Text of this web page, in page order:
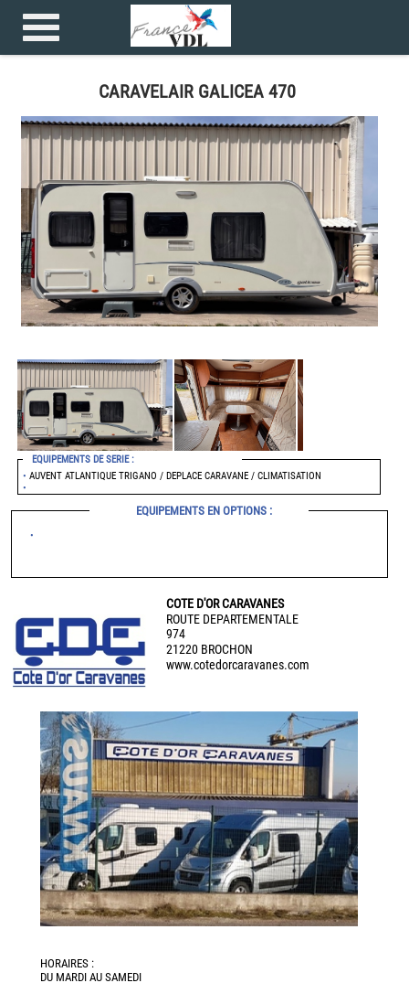
Accueil>Caravanes > CARAVELAIR GALICEA 470
CARAVELAIR GALICEA 470
EQUIPEMENTS DE SERIE :
• AUVENT ATLANTIQUE TRIGANO / DEPLACE CARAVANE / CLIMATISATION
•
EQUIPEMENTS EN OPTIONS :
•
COTE D'OR CARAVANES
ROUTE DEPARTEMENTALE
974
21220 BROCHON
www.cotedorcaravanes.com
HORAIRES :
DU MARDI AU SAMEDI